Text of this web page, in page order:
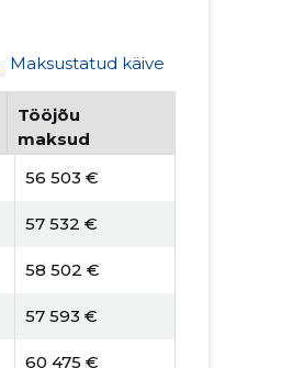
Maksustatud käive
Tööjõu
maksud
56 503 €
57 532 €
58 502 €
57 593 €
60 475 €